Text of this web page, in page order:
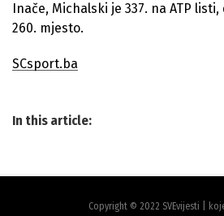
Inače, Michalski je 337. na ATP
260. mjesto.
SCsport.ba
In this article:
Copyright © 2022 SVEvijesti |